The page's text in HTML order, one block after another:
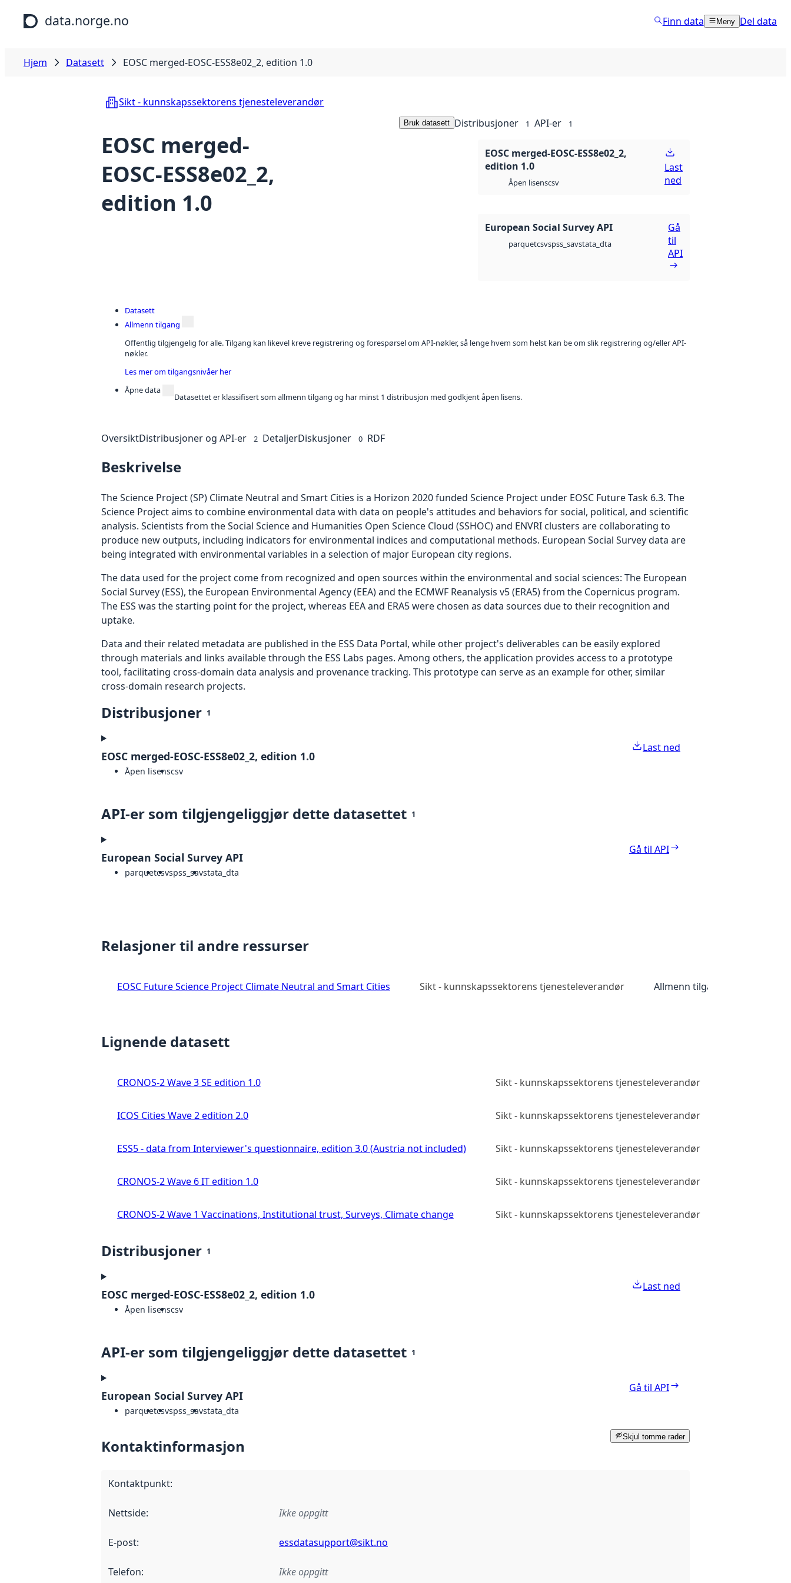
Hopp til hovedinnhold
data.norge.no Finn data Meny Del data
Hjem Datasett EOSC merged-EOSC-ESS8e02_2, edition 1.0
Sikt - kunnskapssektorens tjenesteleverandør
EOSC merged-
EOSC-ESS8e02_2,
edition 1.0
Bruk datasett Distribusjoner 1 API-er 1
EOSC merged-EOSC-ESS8e02_2,
edition 1.0
Åpen lisenscsv
Last
ned
European Social Survey API
parquetcsvspss_savstata_dta
Gå
til
API
Datasett
Allmenn tilgang
Offentlig tilgjengelig for alle. Tilgang kan likevel kreve registrering og forespørsel om API-nøkler, så lenge hvem som helst kan be om slik registrering og/eller API-
nøkler.
Les mer om tilgangsnivåer her
Åpne data
Datasettet er klassifisert som allmenn tilgang og har minst 1 distribusjon med godkjent åpen lisens.
OversiktDistribusjoner og API-er 2 DetaljerDiskusjoner 0 RDF
Beskrivelse
The Science Project (SP) Climate Neutral and Smart Cities is a Horizon 2020 funded Science Project under EOSC Future Task 6.3. The
Science Project aims to combine environmental data with data on people's attitudes and behaviors for social, political, and scientific
analysis. Scientists from the Social Science and Humanities Open Science Cloud (SSHOC) and ENVRI clusters are collaborating to
produce new outputs, including indicators for environmental indices and computational methods. European Social Survey data are
being integrated with environmental variables in a selection of major European city regions.
The data used for the project come from recognized and open sources within the environmental and social sciences: The European
Social Survey (ESS), the European Environmental Agency (EEA) and the ECMWF Reanalysis v5 (ERA5) from the Copernicus program.
The ESS was the starting point for the project, whereas EEA and ERA5 were chosen as data sources due to their recognition and
uptake.
Data and their related metadata are published in the ESS Data Portal, while other project's deliverables can be easily explored
through materials and links available through the ESS Labs pages. Among others, the application provides access to a prototype
tool, facilitating cross-domain data analysis and provenance tracking. This prototype can serve as an example for other, similar
cross-domain research projects.
Distribusjoner 1
EOSC merged-EOSC-ESS8e02_2, edition 1.0
Åpen lisenscsv
Last ned
API-er som tilgjengeliggjør dette datasettet 1
European Social Survey API
parquetcsvspss_savstata_dta
Gå til API
Relasjoner til andre ressurser
EOSC Future Science Project Climate Neutral and Smart Cities Sikt - kunnskapssektorens tjenesteleverandør Allmenn tilgang
Lignende datasett
CRONOS-2 Wave 3 SE edition 1.0 Sikt - kunnskapssektorens tjenesteleverandør
ICOS Cities Wave 2 edition 2.0 Sikt - kunnskapssektorens tjenesteleverandør
ESS5 - data from Interviewer's questionnaire, edition 3.0 (Austria not included) Sikt - kunnskapssektorens tjenesteleverandør
CRONOS-2 Wave 6 IT edition 1.0 Sikt - kunnskapssektorens tjenesteleverandør
CRONOS-2 Wave 1 Vaccinations, Institutional trust, Surveys, Climate change Sikt - kunnskapssektorens tjenesteleverandør
Distribusjoner 1
EOSC merged-EOSC-ESS8e02_2, edition 1.0
Åpen lisenscsv
Last ned
API-er som tilgjengeliggjør dette datasettet 1
European Social Survey API
parquetcsvspss_savstata_dta
Gå til API
Skjul tomme rader
Kontaktinformasjon
Kontaktpunkt:
Nettside: Ikke oppgitt
E-post: essdatasupport@sikt.no
Telefon: Ikke oppgitt